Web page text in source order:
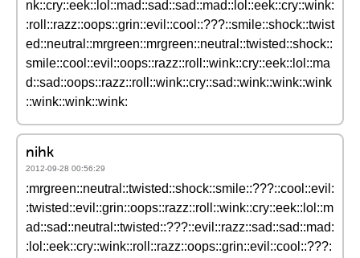
nk::cry::eek::lol::mad::sad::sad::mad::lol::eek::cry::wink:
:roll::razz::oops::grin::evil::cool::???::smile::shock::twist
ed::neutral::mrgreen::mrgreen::neutral::twisted::shock::
smile::cool::evil::oops::razz::roll::wink::cry::eek::lol::ma
d::sad::oops::razz::roll::wink::cry::sad::wink::wink::wink
::wink::wink::wink:
nihk
2012-09-28 00:56:29
:mrgreen::neutral::twisted::shock::smile::???::cool::evil:
:twisted::evil::grin::oops::razz::roll::wink::cry::eek::lol::m
ad::sad::neutral::twisted::???::evil::razz::sad::sad::mad:
:lol::eek::cry::wink::roll::razz::oops::grin::evil::cool::???: